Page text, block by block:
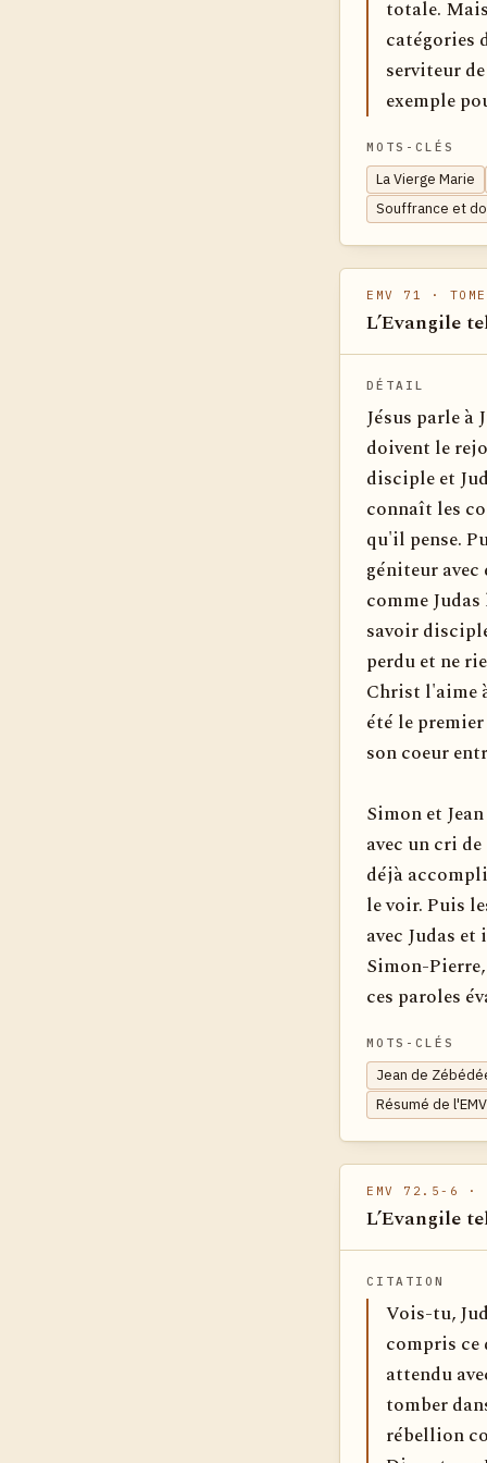
totale.
catégories
serviteur
exemple
MOTS-CLÉS
La Vierge Marie
Souffrance et
EMV 71 ·
L’Evangile
DÉTAIL
Jésus parle à
doivent le
disciple et
connaît les
qu'il pense.
géniteur
comme
savoir
perdu et ne
Christ l'aime
été le
son coeur
Simon et
avec un cri
déjà
le voir. Puis
avec Judas
Simon-
ces paroles
MOTS-CLÉS
Jean de
Résumé de l'EMV
EMV 72.5-6 ·
L’Evangile
CITATION
Vois-tu,
compris ce
attendu
tomber
rébellion